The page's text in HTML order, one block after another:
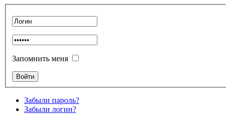
Запомнить меня
Забыли пароль?
Забыли логин?